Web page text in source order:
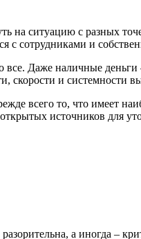
на ситуацию с разных
с сотрудниками и
все. Даже наличные
скорости и системности
всего то, что имеет
источников для
а иногда –